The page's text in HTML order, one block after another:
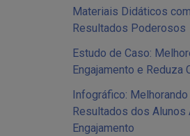
Materiais Didáticos com
Resultados Poderosos
Estudo de Caso:
Engajamento e Reduza
Infográfico:
Resultados dos Alunos
Engajamento